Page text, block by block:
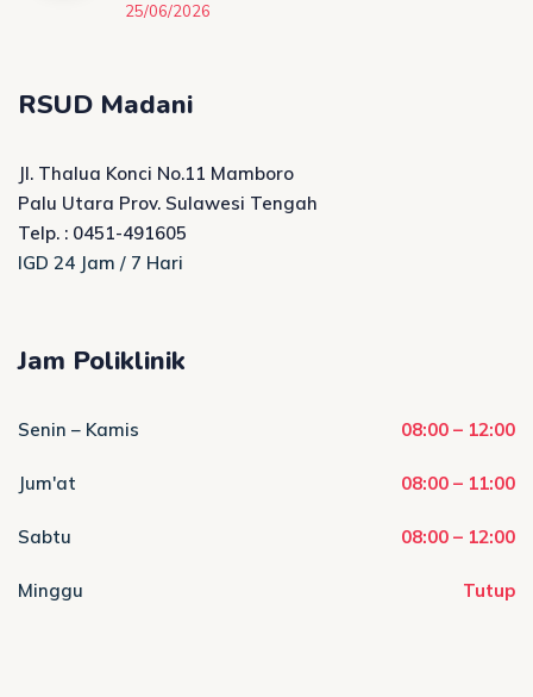
25/06/2026
RSUD Madani
Jl. Thalua Konci No.11 Mamboro
Palu Utara Prov. Sulawesi Tengah
Telp. : 0451-491605
IGD 24 Jam / 7 Hari
Jam Poliklinik
Senin – Kamis 08:00 – 12:00
Jum'at 08:00 – 11:00
Sabtu 08:00 – 12:00
Minggu Tutup